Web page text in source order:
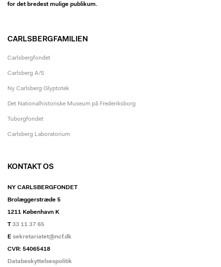
for det bredest mulige publikum.
CARLSBERGFAMILIEN
Carlsbergfondet
Carlsberg A/S
Ny Carlsberg Glyptotek
Det Nationalhistoriske Museum på Frederiksborg
Tuborgfondet
Carlsberg Laboratorium
KONTAKT OS
NY CARLSBERGFONDET
Brolæggerstræde 5
1211 København K
T 33 11 37 65
E sekretariatet@ncf.dk
CVR: 54065418
Databeskyttelsespolitik